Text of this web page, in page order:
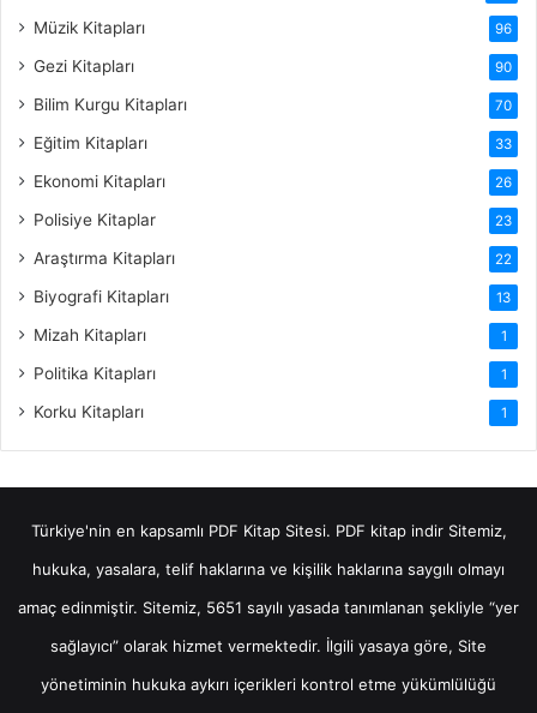
Müzik Kitapları 96
Gezi Kitapları 90
Bilim Kurgu Kitapları 70
Eğitim Kitapları 33
Ekonomi Kitapları 26
Polisiye Kitaplar 23
Araştırma Kitapları 22
Biyografi Kitapları 13
Mizah Kitapları 1
Politika Kitapları 1
Korku Kitapları 1
Türkiye'nin en kapsamlı PDF Kitap Sitesi. PDF kitap indirSitemiz,
hukuka, yasalara, telif haklarına ve kişilik haklarına saygılı olmayı
amaç edinmiştir. Sitemiz, 5651 sayılı yasada tanımlanan şekliyle “yer
sağlayıcı” olarak hizmet vermektedir. İlgili yasaya göre, Site
yönetiminin hukuka aykırı içerikleri kontrol etme yükümlülüğü